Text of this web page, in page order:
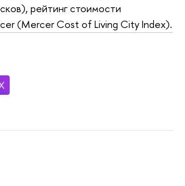
рейтинг стоимости
(Mercer Cost of Living City Index).